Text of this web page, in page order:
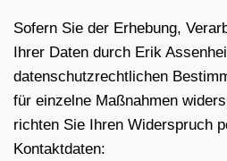
Sofern Sie der Erhebung,
Ihrer Daten durch Erik
datenschutzrechtlichen
für einzelne Maßnahmen
richten Sie Ihren Widerspruch
Kontaktdaten: